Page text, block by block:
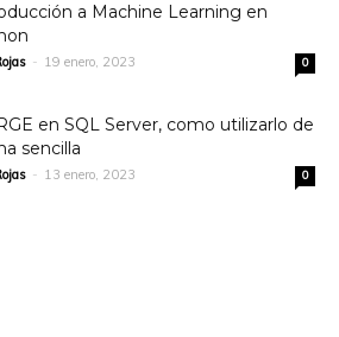
a Machine Learning en
- 19 enero, 2023 0
en SQL Server, como utilizarlo de
sencilla
- 13 enero, 2023 0